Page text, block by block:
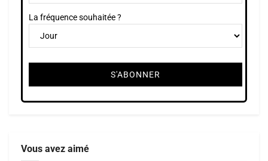
La fréquence souhaitée ?
Vous avez aimé